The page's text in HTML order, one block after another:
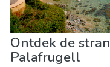
Ontdek de
Palafrugell